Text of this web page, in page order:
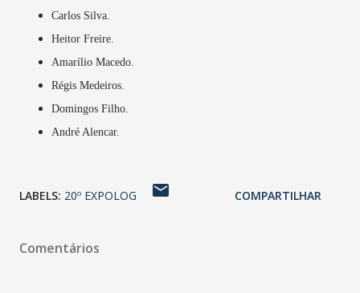
Carlos Silva.
Heitor Freire.
Amarílio Macedo.
Régis Medeiros.
Domingos Filho.
André Alencar.
LABELS: 20º EXPOLOG COMPARTILHAR
Comentários